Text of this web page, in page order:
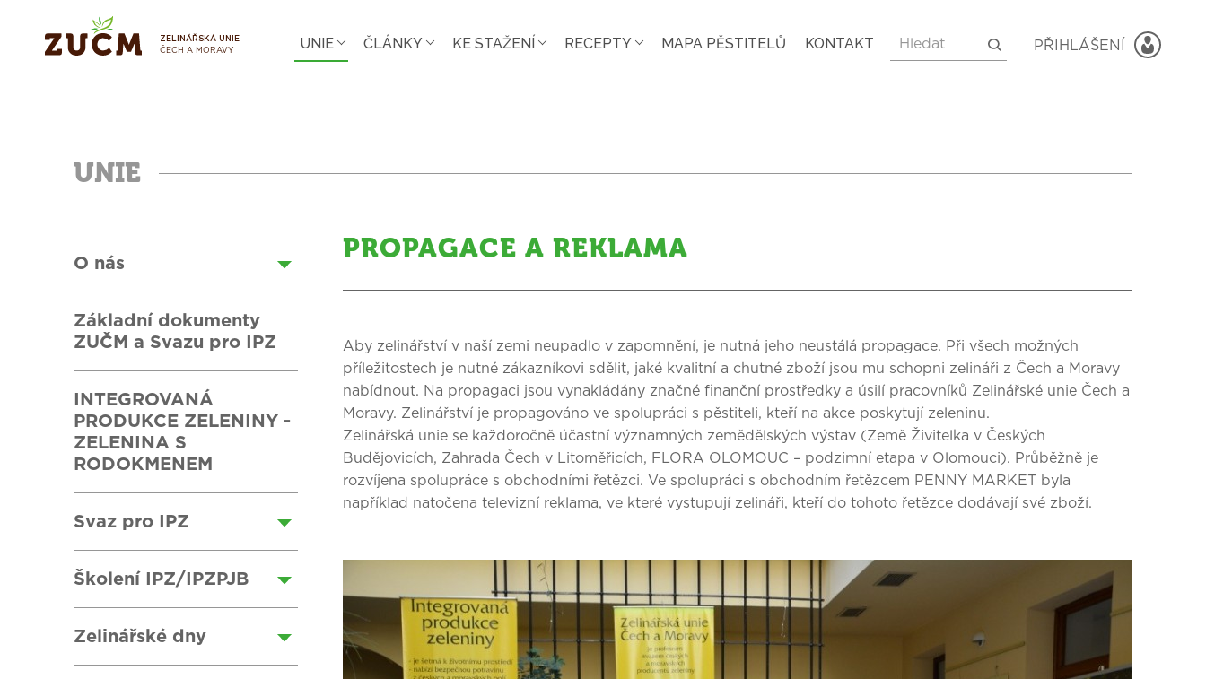
ZELINÁŘSKÁ UNIEUNIE ČLÁNKY KE STAŽENÍ RECEPTY MAPA PĚSTITELŮ KONTAKT
UNIE
O nás
Základní dokumenty
ZUČM a Svazu pro IPZ
INTEGROVANÁ
PRODUKCE ZELENINY -
ZELENINA S
RODOKMENEM
Svaz pro IPZ
Školení IPZ/IPZPJB
Zelinářské dny
PROPAGACE A REKLAMA
Aby zelinářství v naší zemi neupadlo v zapomnění, je nutná jeho neustálá propagace. Při všech možných
příležitostech je nutné zákazníkovi sdělit, jaké kvalitní a chutné zboží jsou mu schopni zelináři z Čech a Moravy
nabídnout. Na propagaci jsou vynakládány značné finanční prostředky a úsilí pracovníků Zelinářské unie Čech a
Moravy. Zelinářství je propagováno ve spolupráci s pěstiteli, kteří na akce poskytují zeleninu.
Zelinářská unie se každoročně účastní významných zemědělských výstav (Země Živitelka v Českých
Budějovicích, Zahrada Čech v Litoměřicích, FLORA OLOMOUC – podzimní etapa v Olomouci). Průběžně je
rozvíjena spolupráce s obchodními řetězci. Ve spolupráci s obchodním řetězcem PENNY MARKET byla
například natočena televizní reklama, ve které vystupují zelináři, kteří do tohoto řetězce dodávají své zboží.